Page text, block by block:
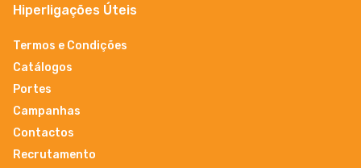
Hiperligações Úteis
Termos e Condições
Catálogos
Portes
Campanhas
Contactos
Recrutamento